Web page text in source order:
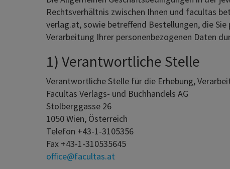
Rechtsverhältnis zwischen Ihnen und facultas
verlag.at, sowie betreffend Bestellungen, die
Verarbeitung Ihrer personenbezogenen Daten
1) Verantwortliche Stelle
Verantwortliche Stelle für die Erhebung,
Facultas Verlags- und Buchhandels AG
Stolberggasse 26
1050 Wien, Österreich
Telefon +43-1-3105356
Fax +43-1-310535645
office@facultas.at